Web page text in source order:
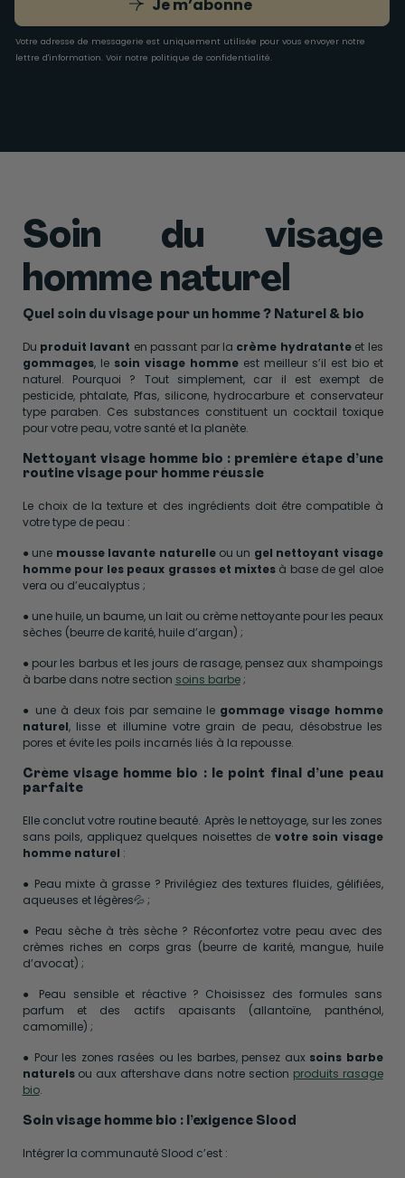
Je m’abonne
Votre adresse de messagerie est uniquement utilisée pour vous envoyer notre
lettre d'information. Voir notre politique de confidentialité.
Soin du visage
homme naturel
Quel soin du visage pour un homme ? Naturel & bio
Du produit lavant en passant par la crème hydratanteet les
gommages, le soin visage hommeest meilleur s’il est bio et
naturel. Pourquoi ? Tout simplement, car il est exempt de
pesticide, phtalate, Pfas, silicone, hydrocarbure et conservateur
type paraben. Ces substances constituent un cocktail toxique
pour votre peau, votre santé et la planète.
Nettoyant visage homme bio : première étape d’une
routine visage pour homme réussie
Le choix de la texture et des ingrédients doit être compatible à
votre type de peau :
● une mousse lavante naturelleou un gel nettoyant visage
homme pour les peaux grasses et mixtes à base de gel aloe
vera ou d’eucalyptus ;
● une huile, un baume, un lait ou crème nettoyante pour les peaux
sèches (beurre de karité, huile d’argan) ;
● pour les barbus et les jours de rasage, pensez aux shampoings
à barbe dans notre section soins barbe;
● une à deux fois par semaine le gommage visage homme
naturel, lisse et illumine votre grain de peau, désobstrue les
pores et évite les poils incarnés liés à la repousse.
Crème visage homme bio : le point final d’une peau
parfaite
Elle conclut votre routine beauté. Après le nettoyage, sur les zones
sans poils, appliquez quelques noisettes de votre soin visage
homme naturel :
● Peau mixte à grasse ? Privilégiez des textures fluides, gélifiées,
aqueuses et légères💦 ;
● Peau sèche à très sèche ? Réconfortez votre peau avec des
crèmes riches en corps gras (beurre de karité, mangue, huile
d’avocat) ;
● Peau sensible et réactive ? Choisissez des formules sans
parfum et des actifs apaisants (allantoïne, panthénol,
camomille) ;
● Pour les zones rasées ou les barbes, pensez aux soins barbe
naturelsou aux aftershave dans notre section produits rasage
bio.
Soin visage homme bio : l’exigence Slood
Intégrer la communauté Slood c’est :